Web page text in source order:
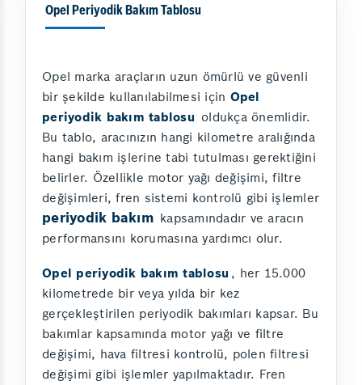
Opel Periyodik Bakım Tablosu
Opel marka araçların uzun ömürlü ve güvenli
bir şekilde kullanılabilmesi için Opel
periyodik bakım tablosu oldukça önemlidir.
Bu tablo, aracınızın hangi kilometre aralığında
hangi bakım işlerine tabi tutulması gerektiğini
belirler. Özellikle motor yağı değişimi, filtre
değişimleri, fren sistemi kontrolü gibi işlemler
periyodik bakım kapsamındadır ve aracın
performansını korumasına yardımcı olur.
Opel periyodik bakım tablosu , her 15.000
kilometrede bir veya yılda bir kez
gerçekleştirilen periyodik bakımları kapsar. Bu
bakımlar kapsamında motor yağı ve filtre
değişimi, hava filtresi kontrolü, polen filtresi
değişimi gibi işlemler yapılmaktadır. Fren